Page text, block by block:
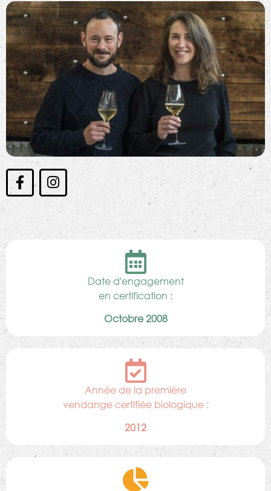
Date d'engagement
en certification :
Octobre 2008
Année de la première
vendange certifiée biologique :
2012